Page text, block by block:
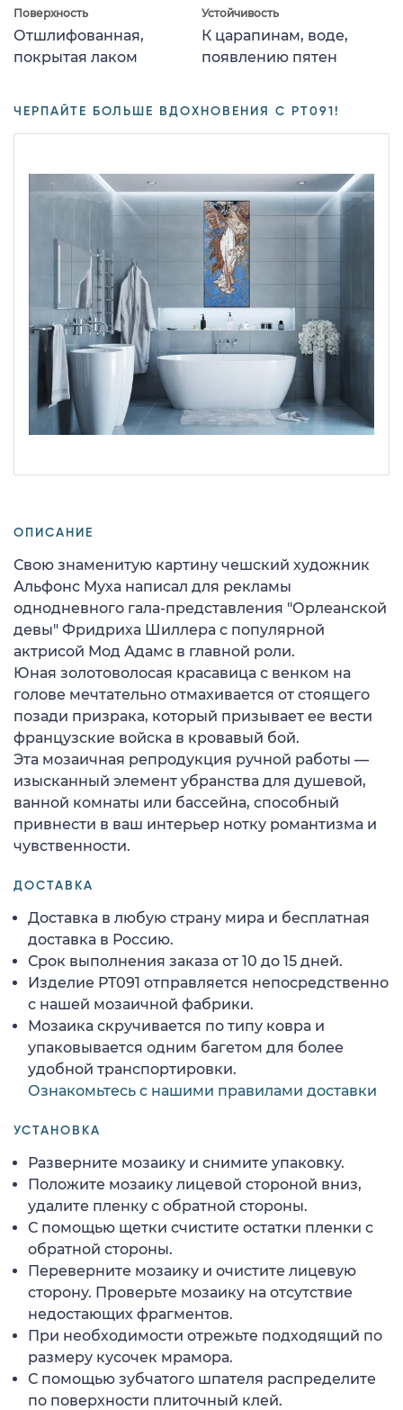
Поверхность
Отшлифованная,
покрытая лаком
Устойчивость
К царапинам, воде,
появлению пятен
ЧЕРПАЙТЕ БОЛЬШЕ ВДОХНОВЕНИЯ С PT091!
ОПИСАНИЕ
Свою знаменитую картину чешский художник
Альфонс Муха написал для рекламы
однодневного гала-представления "Орлеанской
девы" Фридриха Шиллера с популярной
актрисой Мод Адамс в главной роли.
Юная золотоволосая красавица с венком на
голове мечтательно отмахивается от стоящего
позади призрака, который призывает ее вести
французские войска в кровавый бой.
Эта мозаичная репродукция ручной работы —
изысканный элемент убранства для душевой,
ванной комнаты или бассейна, способный
привнести в ваш интерьер нотку романтизма и
чувственности.
ДОСТАВКА
Доставка в любую страну мира и бесплатная
доставка в Россию.
Срок выполнения заказа от 10 до 15 дней.
Изделие PT091 отправляется непосредственно
с нашей мозаичной фабрики.
Мозаика скручивается по типу ковра и
упаковывается одним багетом для более
удобной транспортировки.
Ознакомьтесь с нашими правилами доставки
УСТАНОВКА
Разверните мозаику и снимите упаковку.
Положите мозаику лицевой стороной вниз,
удалите пленку с обратной стороны.
С помощью щетки счистите остатки пленки с
обратной стороны.
Переверните мозаику и очистите лицевую
сторону. Проверьте мозаику на отсутствие
недостающих фрагментов.
При необходимости отрежьте подходящий по
размеру кусочек мрамора.
С помощью зубчатого шпателя распределите
по поверхности плиточный клей.